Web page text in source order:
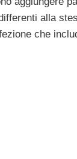
alla
che